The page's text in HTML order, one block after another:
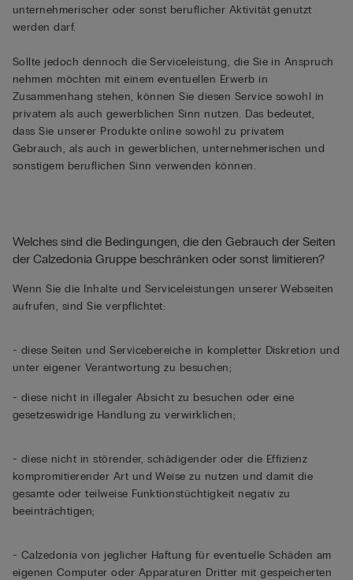
unternehmerischer oder sonst beruflicher Aktivität genutzt
werden darf.
Sollte jedoch dennoch die Serviceleistung, die Sie in Anspruch
nehmen möchten mit einem eventuellen Erwerb in
Zusammenhang stehen, können Sie diesen Service sowohl in
privatem als auch gewerblichen Sinn nutzen. Das bedeutet,
dass Sie unserer Produkte online sowohl zu privatem
Gebrauch, als auch in gewerblichen, unternehmerischen und
sonstigem beruflichen Sinn verwenden können.
Welches sind die Bedingungen, die den Gebrauch der Seiten
der Calzedonia Gruppe beschränken oder sonst limitieren?
Wenn Sie die Inhalte und Serviceleistungen unserer Webseiten
aufrufen, sind Sie verpflichtet:
- diese Seiten und Servicebereiche in kompletter Diskretion und
unter eigener Verantwortung zu besuchen;
- diese nicht in illegaler Absicht zu besuchen oder eine
gesetzeswidrige Handlung zu verwirklichen;
- diese nicht in störender, schädigender oder die Effizienz
kompromitierender Art und Weise zu nutzen und damit die
gesamte oder teilweise Funktionstüchtigkeit negativ zu
beeinträchtigen;
- Calzedonia von jeglicher Haftung für eventuelle Schäden am
eigenen Computer oder Apparaturen Dritter mit gespeicherten